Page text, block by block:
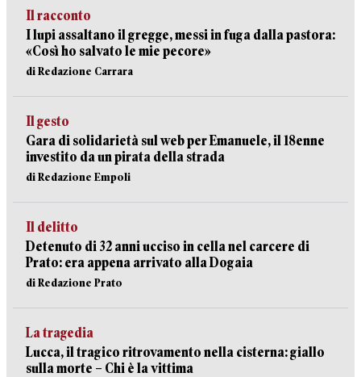
Il racconto
I lupi assaltano il gregge, messi in fuga dalla pastora:
«Così ho salvato le mie pecore»
di Redazione Carrara
Il gesto
Gara di solidarietà sul web per Emanuele, il 18enne
investito da un pirata della strada
di Redazione Empoli
Il delitto
Detenuto di 32 anni ucciso in cella nel carcere di
Prato: era appena arrivato alla Dogaia
di Redazione Prato
La tragedia
Lucca, il tragico ritrovamento nella cisterna: giallo
sulla morte – Chi è la vittima